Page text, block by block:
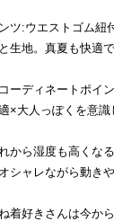
ツ:ウエストゴム紐
生地。真夏も快適
コーディネートポイン
×大人っぽくを意
から湿度も高くな
シャレながら動き
着好きさんは今か